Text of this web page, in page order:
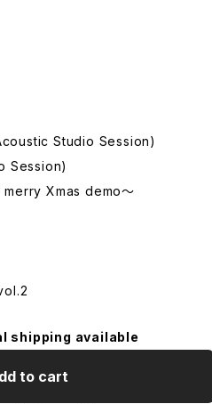
Studio Session)
Session)
Xmas demo～
shipping available
to cart